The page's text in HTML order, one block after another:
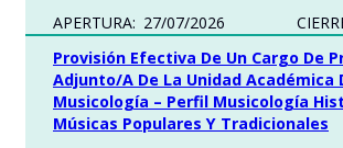
APERTURA: 27/07/2026
Provisión Efectiva De Un Cargo De
Adjunto/a De La Unidad Académica
Musicología – Perfil Musicología
Músicas Populares Y Tradicionales